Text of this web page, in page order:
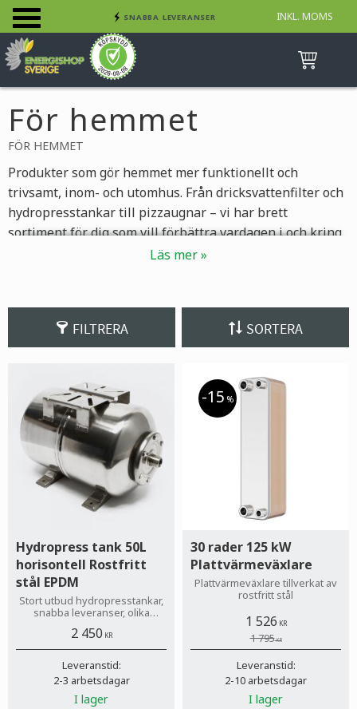
Meny
INKL. MOMS
SNABBA LEVERANSER
BETALA SÄKERT MED KORT, FAKTURA &
SWISH
För hemmet
FÖR HEMMET
Produkter som gör hemmet mer funktionellt och
trivsamt, inom- och utomhus. Från dricksvattenfilter och
hydropresstankar till pizzaugnar – vi har brett
sortiment för dig som vill förbättra vardagen i och kring
bostaden. Många av våra storsäljare, som
hemmet utan komplicerade installationer. Utforska
kategorierna nedan för att hitta lösningar som passar
just ditt hem.
FILTRERA SORTERA
Hydropress tank 50L
horisontell Rostfritt
stål EPDM
Stort utbud hydropresstankar,
snabba leveranser, olika
Till privatperson och företag.
2 450 KR
Leveranstid:
2-3 arbetsdagar
I lager
30 rader 125 kW
Plattvärmeväxlare
Plattvärmeväxlare tillverkat av
rostfritt stål
1 526 KR
1 795KR
Leveranstid:
2-10 arbetsdagar
15 %
I lager